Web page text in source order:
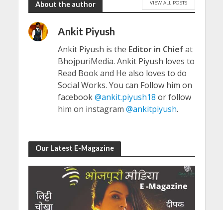
About the author VIEW ALL POSTS
Ankit Piyush
Ankit Piyush is the Editor in Chiefat
BhojpuriMedia. Ankit Piyush loves to
Read Book and He also loves to do
Social Works. You can Follow him on
facebook@ankit.piyush18 or follow
him on instagram @ankitpiyush.
Our Latest E-Magazine